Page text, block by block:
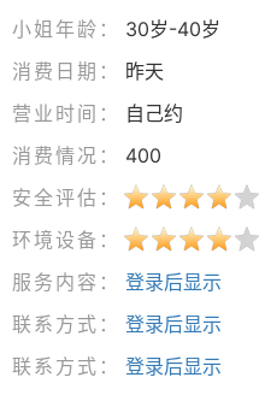
小姐年龄：
30岁-40岁
消费日期：
昨天
营业时间：
自己约
消费情况：
400
安全评估：
环境设备：
服务内容：
登录后显示
联系方式：
登录后显示
联系方式：
登录后显示